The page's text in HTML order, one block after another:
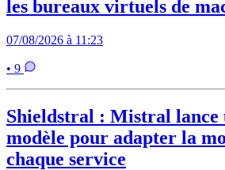
les bureaux virtuels de
07/08/2026 à 11:23
• 9
Shieldstral : Mistral lance
modèle pour adapter la
chaque service